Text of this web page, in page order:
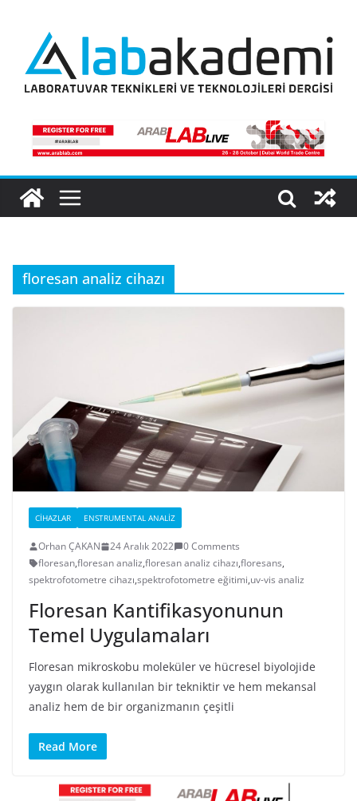
content
floresan analiz cihazı
CIHAZLAR ENSTRUMENTAL ANALIZ
Orhan ÇAKAN 24 Aralık 2022
0 Comments
floresan,floresan analiz,floresan analiz cihazı,floresans,
spektrofotometre cihazı,spektrofotometre eğitimi,uv-vis analiz
Floresan Kantifikasyonunun
Temel Uygulamaları
Floresan mikroskobu moleküler ve hücresel biyolojide
yaygın olarak kullanılan bir tekniktir ve hem mekansal
analiz hem de bir organizmanın çeşitli
Read More